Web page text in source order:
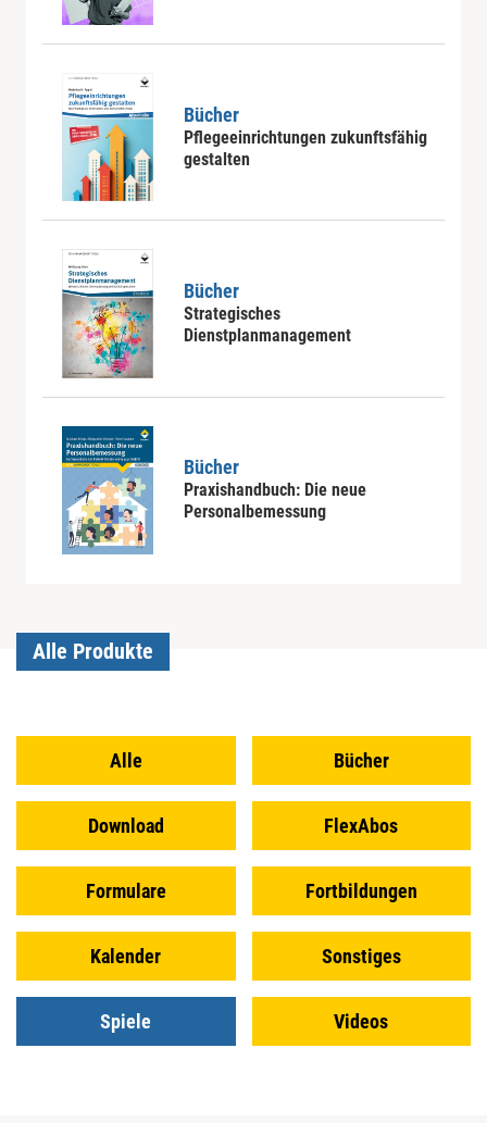
Bücher
Pflegeeinrichtungen zukunftsfähig
gestalten
Bücher
Strategisches
Dienstplanmanagement
Bücher
Praxishandbuch: Die neue
Personalbemessung
Alle Produkte
Alle Bücher
Download FlexAbos
Formulare Fortbildungen
Kalender Sonstiges
Spiele Videos